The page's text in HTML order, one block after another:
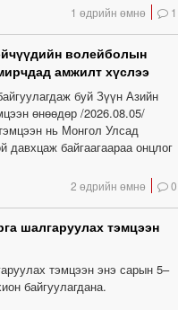
1 өдрийн өмнө 1
волейболын
амжилт хүслээ
буй Зүүн Азийн
өнөөдөр /2026.08.05/
нь Монгол Улсад
давхцаж байгаагаараа онцлог
2 өдрийн өмнө 0
шалгаруулах тэмцээн
тэмцээн энэ сарын 5–
байгуулагдана.